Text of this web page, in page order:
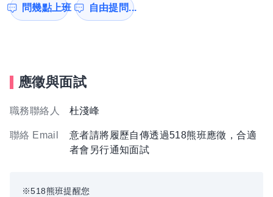
問幾點上班 自由提問...
應徵與面試
職務聯絡人 杜淺峰
聯絡 Email
意者請將履歷自傳透過518熊班應徵，合適
者會另行通知面試
※518熊班提醒您